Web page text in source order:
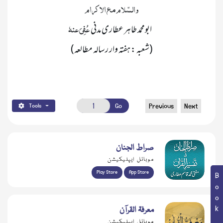
والسّلام مع الاکرام
عُفِیَ عنہٗ
(شعبہ : ہفتہ وار ر سالہ مطالعہ)
Tools Go Previous Next
صراط الجنان
موبائل ایپلیکیشن
Play Store App Store
معرفۃ القرآن